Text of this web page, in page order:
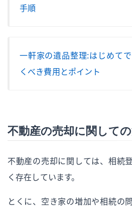
手順
一軒家の遺品整理：はじめて
くべき費用とポイント
不動産の売却に関して
不動産の売却に関しては、相続
く存在しています。
とくに、空き家の増加や相続の